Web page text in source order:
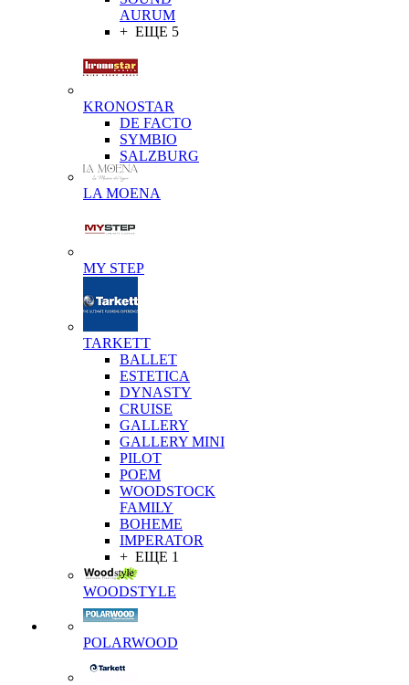
AURUM
+ ЕЩЕ 5
KRONOSTAR
DE FACTO
SYMBIO
SALZBURG
LA MOENA
MY STEP
TARKETT
BALLET
ESTETICA
DYNASTY
CRUISE
GALLERY
GALLERY MINI
PILOT
POEM
WOODSTOCK
FAMILY
BOHEME
IMPERATOR
+ ЕЩЕ 1
WOODSTYLE
POLARWOOD